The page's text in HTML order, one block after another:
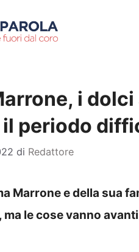
i
periodo
di Redattore
Marrone e della sua
le cose vanno